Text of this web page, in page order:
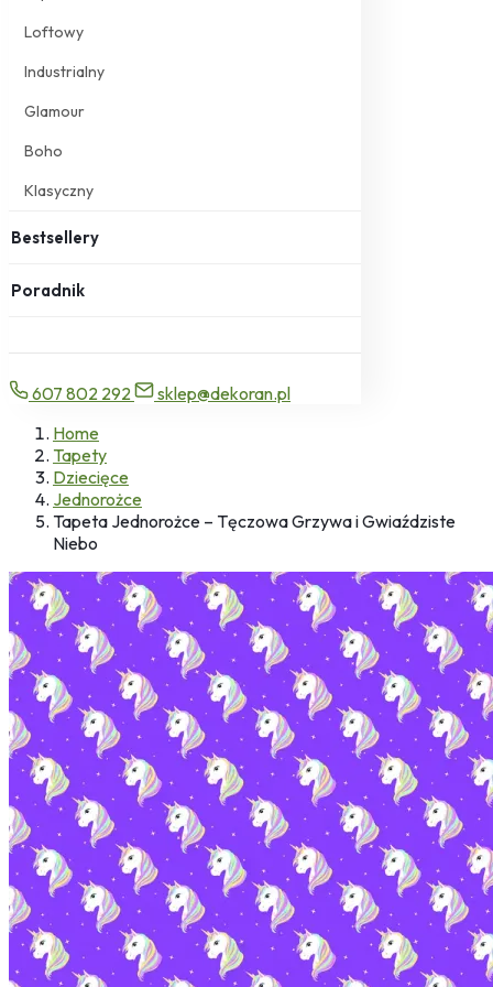
Loftowy
Industrialny
Glamour
Boho
Klasyczny
Bestsellery
Poradnik
607 802 292
sklep@dekoran.pl
Home
Tapety
Dziecięce
Jednorożce
Tapeta Jednorożce – Tęczowa Grzywa i Gwiaździste
Niebo